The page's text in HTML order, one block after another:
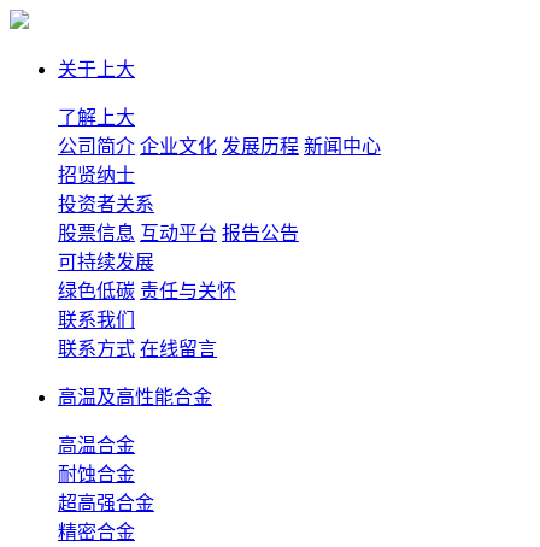
关于上大
了解上大
公司简介 企业文化 发展历程 新闻中心
招贤纳士
投资者关系
股票信息 互动平台 报告公告
可持续发展
绿色低碳 责任与关怀
联系我们
联系方式 在线留言
高温及高性能合金
高温合金
耐蚀合金
超高强合金
精密合金